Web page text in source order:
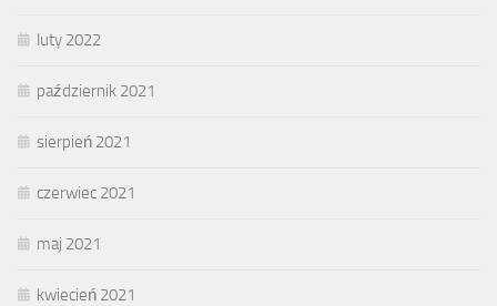
luty 2022
październik 2021
sierpień 2021
czerwiec 2021
maj 2021
kwiecień 2021